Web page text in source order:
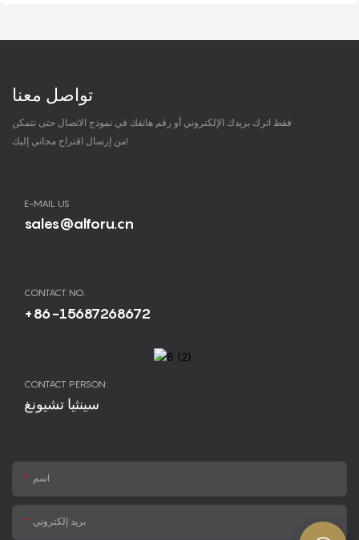
تواصل معنا
فقط اترك بريدك الإلكتروني أو رقم هاتفك في نموذج الاتصال حتى نتمكن
من إرسال اقتراح مجاني إليك!
E-MAIL US
sales@alforu.cn
CONTACT NO.
+86-15687268672
CONTACT PERSON:
سينثيا تشيونغ
اسم
بريد إلكتروني